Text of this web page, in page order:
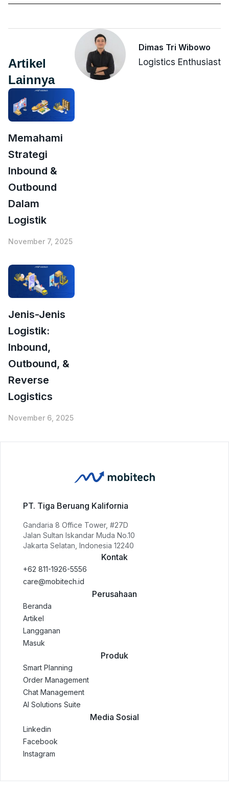
Artikel
Lainnya
Memahami
Strategi
Inbound &
Outbound
Dalam
Logistik
November 7, 2025
Jenis-Jenis
Logistik:
Inbound,
Outbound, &
Reverse
Logistics
November 6, 2025
Dimas Tri Wibowo
Logistics Enthusiast
PT. Tiga Beruang Kalifornia
Gandaria 8 Office Tower, #27D
Jalan Sultan Iskandar Muda No.10
Jakarta Selatan, Indonesia 12240
Kontak
+62 811-1926-5556
care@mobitech.id
Perusahaan
Beranda
Artikel
Langganan
Masuk
Produk
Smart Planning
Order Management
Chat Management
AI Solutions Suite
Media Sosial
Linkedin
Facebook
Instagram